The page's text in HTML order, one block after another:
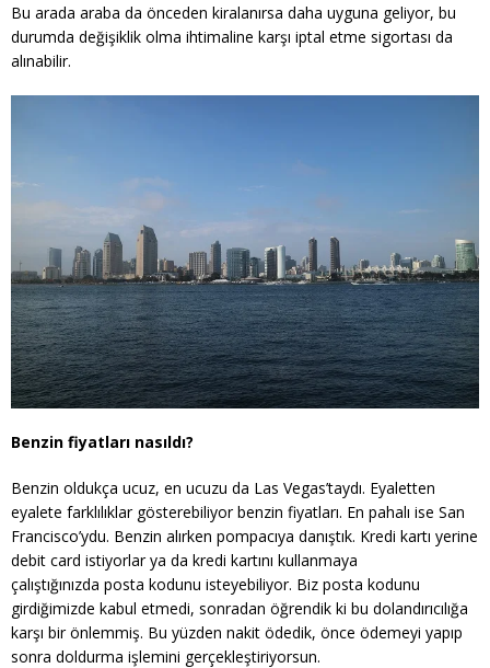
Bu arada araba da önceden kiralanırsa daha uyguna geliyor, bu
durumda değişiklik olma ihtimaline karşı iptal etme sigortası da
alınabilir.
Benzin fiyatları nasıldı?
Benzin oldukça ucuz, en ucuzu da Las Vegas’taydı. Eyaletten
eyalete farklılıklar gösterebiliyor benzin fiyatları. En pahalı ise San
Francisco’ydu. Benzin alırken pompacıya danıştık. Kredi kartı yerine
debit card istiyorlar ya da kredi kartını kullanmaya
çalıştığınızda posta kodunu isteyebiliyor. Biz posta kodunu
girdiğimizde kabul etmedi, sonradan öğrendik ki bu dolandırıcılığa
karşı bir önlemmiş. Bu yüzden nakit ödedik, önce ödemeyi yapıp
sonra doldurma işlemini gerçekleştiriyorsun.